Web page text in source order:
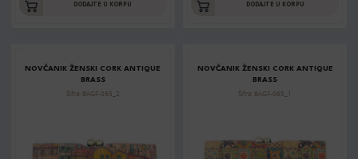
DODAJTE U KORPU DODAJTE U KORPU
NOVČANIK ŽENSKI CORK ANTIQUE
BRASS
Šifra: BAGF-065_2
NOVČANIK ŽENSKI CORK ANTIQUE
BRASS
Šifra: BAGF-065_1